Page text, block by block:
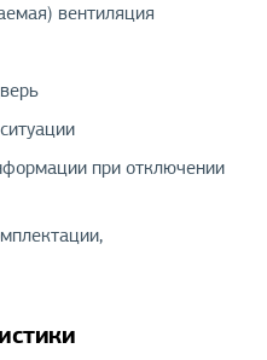
вентиляция
при отключении